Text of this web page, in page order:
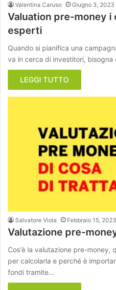
Valentina Caruso Giugno 3, 2023
Valuation pre-money i
esperti
Quando si pianifica una
va in cerca di investitori,
LEGGI TUTTO
Salvatore Viola Febbraio 15, 2023
Valutazione pre-
Cos'è la valutazione pre-money,
per calcolarla e perché è
fondi tramite…